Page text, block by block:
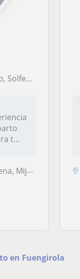
de la Música
t...
en Fuengirola